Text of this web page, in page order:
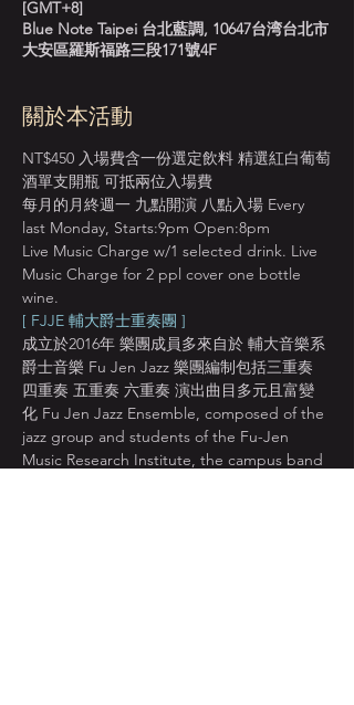
[GMT+8]
Blue Note Taipei 台北藍調, 10647台湾台北市
大安區羅斯福路三段171號4F
關於本活動
NT$450 入場費含一份選定飲料 精選紅白葡萄
酒單支開瓶 可抵兩位入場費
每月的月終週一 九點開演 八點入場 Every
last Monday, Starts:9pm Open:8pm
Live Music Charge w/1 selected drink. Live
Music Charge for 2 ppl cover one bottle
wine.
[ FJJE 輔大爵士重奏團 ]
成立於2016年 樂團成員多來自於 輔大音樂系
爵士音樂 Fu Jen Jazz 樂團編制包括三重奏
四重奏 五重奏 六重奏 演出曲目多元且富變
化 Fu Jen Jazz Ensemble, composed of the
jazz group and students of the Fu-Jen
Music Research Institute, the campus band